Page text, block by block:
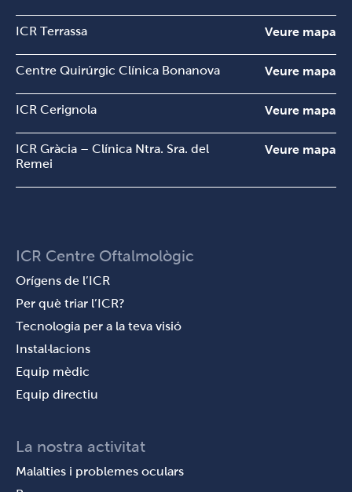
ICR Terrassa Veure mapa
Centre Quirúrgic Clínica Bonanova Veure mapa
ICR Cerignola Veure mapa
ICR Gràcia – Clínica Ntra. Sra. del
Remei
Veure mapa
ICR Centre Oftalmològic
Orígens de l’ICR
Per què triar l’ICR?
Tecnologia per a la teva visió
Instal·lacions
Equip mèdic
Equip directiu
La nostra activitat
Malalties i problemes oculars